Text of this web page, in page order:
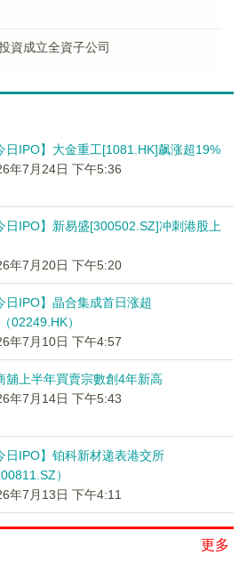
資成立全資子公司
日IPO】大金重工[1081.HK]飙涨超19%
年7月24日 下午5:36
日IPO】新易盛[300502.SZ]冲刺港股上
年7月20日 下午5:20
日IPO】晶合集成首日涨超
02249.HK）
年7月10日 下午4:57
舖上半年買賣宗數創4年新高
年7月14日 下午5:43
日IPO】铂科新材递表港交所
）
年7月13日 下午4:11
更多